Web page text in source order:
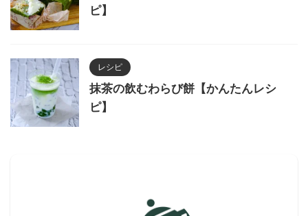
ピ】
レシピ
抹茶の飲むわらび餅【かんたんレシ
ピ】